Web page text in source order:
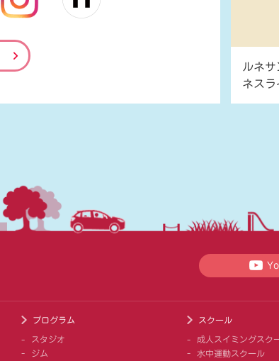
ルネ
ネスラ
プログラム
スタジオ
ジム
スクール
成人スイミングスク
水中運動スクール